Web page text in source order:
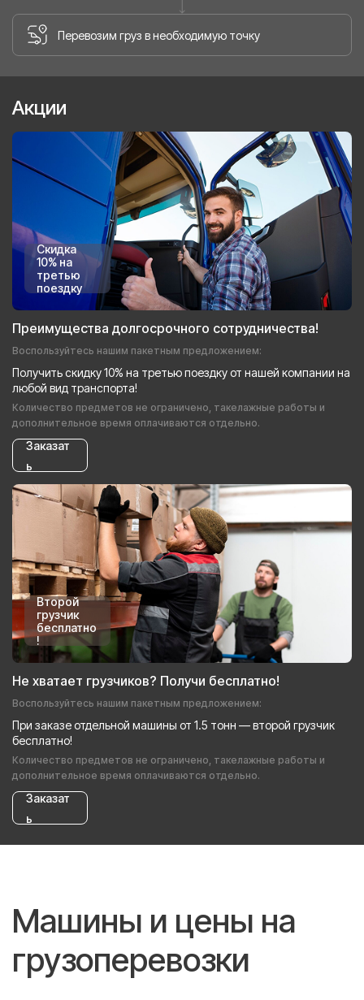
Перевозим груз в необходимую точку
Акции
Скидка
10% на
третью
поездку
Преимущества долгосрочного сотрудничества!
Воспользуйтесь нашим пакетным предложением:
Получить скидку 10% на третью поездку от нашей компании на
любой вид транспорта!
Количество предметов не ограничено, такелажные работы и
дополнительное время оплачиваются отдельно.
Заказат
ь
Второй
грузчик
бесплатно
!
Не хватает грузчиков? Получи бесплатно!
Воспользуйтесь нашим пакетным предложением:
При заказе отдельной машины от 1.5 тонн — второй грузчик
бесплатно!
Количество предметов не ограничено, такелажные работы и
дополнительное время оплачиваются отдельно.
Заказат
ь
Машины и цены на
грузоперевозки